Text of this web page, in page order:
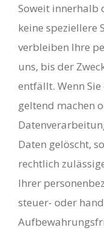
Soweit innerhalb
keine speziellere
verbleiben Ihre
uns, bis der
entfällt. Wenn
geltend machen
Daten gelöscht,
rechtlich
Ihrer
steuer- oder